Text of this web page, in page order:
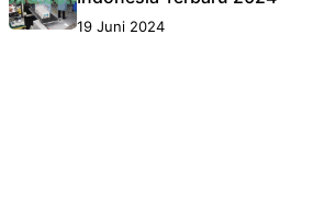
19 Juni 2024